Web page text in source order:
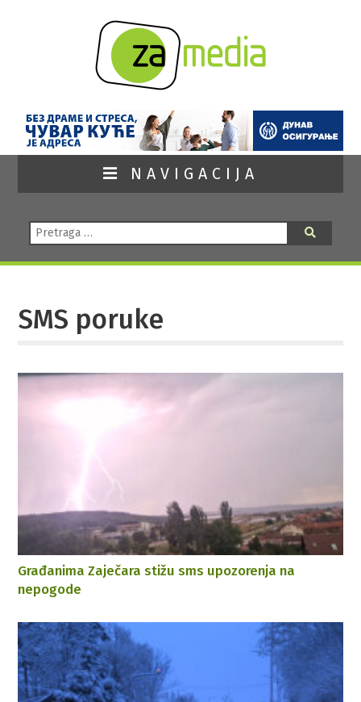
NAVIGACIJA
Pretraga:
SMS poruke
Građanima Zaječara stižu sms upozorenja na
nepogode